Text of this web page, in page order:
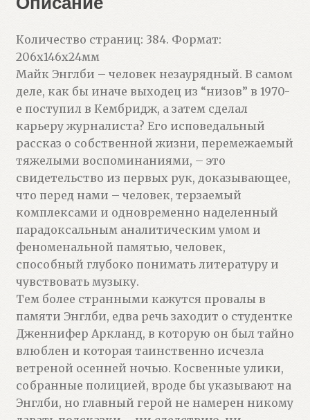
Количество страниц: 384. Формат:
206x146x24мм
Майк Энглби – человек незаурядный. В самом
деле, как бы иначе выходец из “низов” в 1970-
е поступил в Кембридж, а затем сделал
карьеру журналиста? Его исповедальный
рассказ о собственной жизни, перемежаемый
тяжелыми воспоминаниями, – это
свидетельство из первых рук, доказывающее,
что перед нами – человек, терзаемый
комплексами и одновременно наделенный
парадоксальным аналитическим умом и
феноменальной памятью, человек,
способный глубоко понимать литературу и
чувствовать музыку.
Тем более странными кажутся провалы в
памяти Энглби, едва речь заходит о студентке
Дженнифер Аркланд, в которую он был тайно
влюблен и которая таинственно исчезла
ветреной осенней ночью. Косвенные улики,
собранные полицией, вроде бы указывают на
Энглби, но главный герой не намерен никому